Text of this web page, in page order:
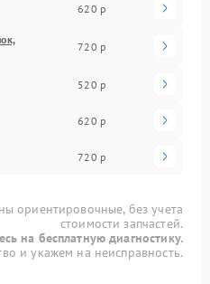
620 р
720 р
520 р
620 р
720 р
ориентировочные, без учета
стоимости запчастей.
на бесплатную диагностику.
и укажем на неисправность.